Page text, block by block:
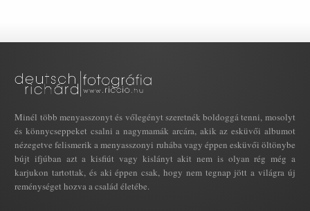
Minél több menyasszonyt és vőlegényt szeretnék boldoggá tenni, mosolyt
és könnycseppeket csalni a nagymamák arcára, akik az esküvői albumot
nézegetve felismerik a menyasszonyi ruhába vagy éppen esküvői öltönybe
bújt ifjúban azt a kisfiút vagy kislányt akit nem is olyan rég még a
karjukon tartottak, és aki éppen csak, hogy nem tegnap jött a világra új
reménységet hozva a család életébe.